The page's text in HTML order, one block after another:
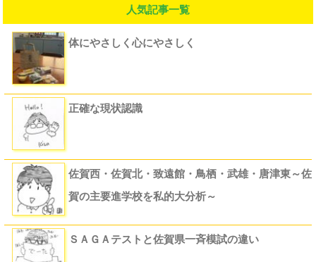
人気記事一覧
体にやさしく心にやさしく
正確な現状認識
佐賀西・佐賀北・致遠館・鳥栖・武雄・唐津東～佐
賀の主要進学校を私的大分析～
ＳＡＧＡテストと佐賀県一斉模試の違い